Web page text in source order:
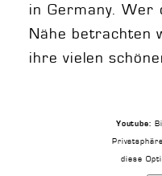
in Germany. Wer
Nähe betrachten
ihre vielen
Youtube:
diese